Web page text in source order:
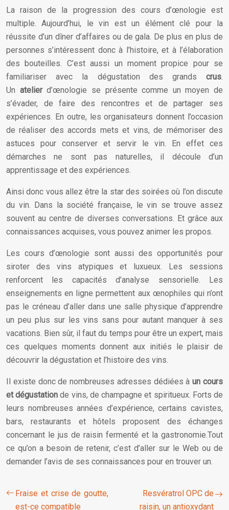
La raison de la progression des cours d’œnologie est
multiple. Aujourd’hui, le vin est un élément clé pour la
réussite d’un dîner d’affaires ou de gala. De plus en plus de
personnes s’intéressent donc à l’histoire, et à l’élaboration
des bouteilles. C’est aussi un moment propice pour se
familiariser avec la dégustation des grands crus.
Un atelierd’œnologie se présente comme un moyen de
s’évader, de faire des rencontres et de partager ses
expériences. En outre, les organisateurs donnent l’occasion
de réaliser des accords mets et vins, de mémoriser des
astuces pour conserver et servir le vin. En effet ces
démarches ne sont pas naturelles, il découle d’un
apprentissage et des expériences.
Ainsi donc vous allez être la star des soirées où l’on discute
du vin. Dans la société française, le vin se trouve assez
souvent au centre de diverses conversations. Et grâce aux
connaissances acquises, vous pouvez animer les propos.
Les cours d’œnologie sont aussi des opportunités pour
siroter des vins atypiques et luxueux. Les sessions
renforcent les capacités d’analyse sensorielle. Les
enseignements en ligne permettent aux œnophiles qui n’ont
pas le créneau d’aller dans une salle physique d’apprendre
un peu plus sur les vins sans pour autant manquer à ses
vacations. Bien sûr, il faut du temps pour être un expert, mais
ces quelques moments donnent aux initiés le plaisir de
découvrir la dégustation et l’histoire des vins.
Il existe donc de nombreuses adresses dédiées àun cours
et dégustation de vins, de champagne et spiritueux. Forts de
leurs nombreuses années d’expérience, certains cavistes,
bars, restaurants et hôtels proposent des échanges
concernant le jus de raisin fermenté et la gastronomie.Tout
ce qu’on a besoin de retenir, c’est d’aller sur le Web ou de
demander l’avis de ses connaissances pour en trouver un.
Fraise et crise de goutte,
est-ce compatible
Resvératrol OPC de
raisin, un antioxydant